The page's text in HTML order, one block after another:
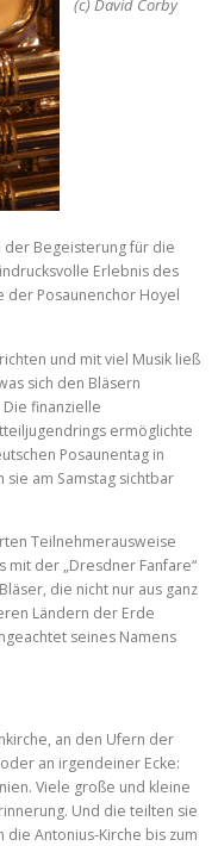
(c) David Corby
der Begeisterung für die
Erlebnis des
der Posaunenchor Hoyel
und mit viel Musik ließ
sich den Bläsern
Die finanzielle
ermöglichte
Posaunentag in
am Samstag sichtbar
Teilnehmerausweise
mit der „Dresdner Fanfare“
die nicht nur aus ganz
Ländern der Erde
seines Namens
an den Ufern der
an irgendeiner Ecke:
Viele große und kleine
Und die teilten sie
Antonius-Kirche bis zum